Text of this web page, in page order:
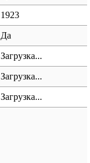
1923
Да
Загрузка...
Загрузка...
Загрузка...